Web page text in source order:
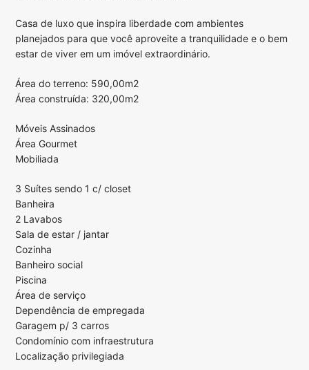
Casa de luxo que inspira liberdade com ambientes
planejados para que você aproveite a tranquilidade e o bem
estar de viver em um imóvel extraordinário.
Área do terreno: 590,00m2
Área construída: 320,00m2
Móveis Assinados
Área Gourmet
Mobiliada
3 Suítes sendo 1 c/ closet
Banheira
2 Lavabos
Sala de estar / jantar
Cozinha
Banheiro social
Piscina
Área de serviço
Dependência de empregada
Garagem p/ 3 carros
Condomínio com infraestrutura
Localização privilegiada